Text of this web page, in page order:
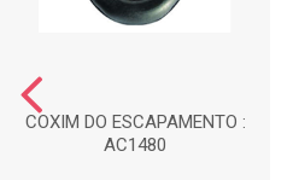
COXIM DO ESCAPAMENTO :
AC1480